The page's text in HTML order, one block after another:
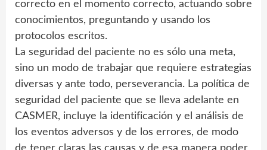
correcto en el momento correcto, actuando sobre
conocimientos, preguntando y usando los
protocolos escritos.
La seguridad del paciente no es sólo una meta,
sino un modo de trabajar que requiere estrategias
diversas y ante todo, perseverancia. La política de
seguridad del paciente que se lleva adelante en
CASMER, incluye la identificación y el análisis de
los eventos adversos y de los errores, de modo